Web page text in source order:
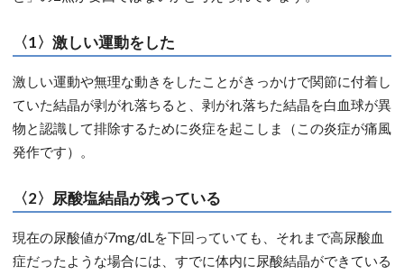
〈1〉激しい運動をした
激しい運動や無理な動きをしたことがきっかけで関節に付着し
ていた結晶が剥がれ落ちると、剥がれ落ちた結晶を白血球が異
物と認識して排除するために炎症を起こしま（この炎症が痛風
発作です）。
〈2〉尿酸塩結晶が残っている
現在の尿酸値が7mg/dLを下回っていても、それまで高尿酸血
症だったような場合には、すでに体内に尿酸結晶ができている